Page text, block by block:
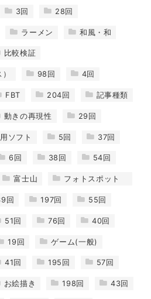
3回 28回
ラーメン 和風・和
比較検証
98回 4回
FBT 204回 記事種類
動きの再現性 29回
ソフト 5回 37回
6回 38回 54回
富士山 フォトスポット
回 197回 55回
51回 76回 40回
19回 ゲーム(一般)
41回 195回 57回
お絵描き 198回 43回